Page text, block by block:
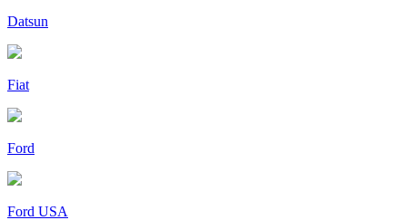
Datsun
Fiat
Ford
Ford USA